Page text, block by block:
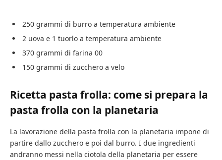
250 grammi di burro a temperatura ambiente
2 uova e 1 tuorlo a temperatura ambiente
370 grammi di farina 00
150 grammi di zucchero a velo
Ricetta pasta frolla: come si prepara la
pasta frolla con la planetaria
La lavorazione della pasta frolla con la planetaria impone di
partire dallo zucchero e poi dal burro. I due ingredienti
andranno messi nella ciotola della planetaria per essere